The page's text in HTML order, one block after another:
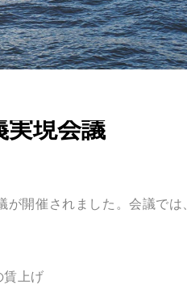
実現会議
が開催されました。会議で
賃上げ